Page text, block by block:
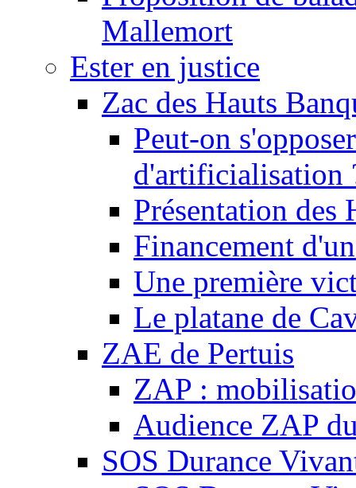
Mallemort
Ester en justice
Zac des Hauts
Peut-on
d'artificialisation
Présentation des
Financement
Une première
Le platane de
ZAE de Pertuis
ZAP :
Audience ZAP
SOS Durance